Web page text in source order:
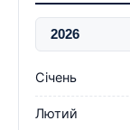
Січень
Лютий